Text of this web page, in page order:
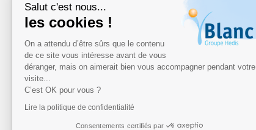
Salut c'est nous...
les cookies !
On a attendu d’être sûrs que le contenu
de ce site vous intéresse avant de vous
déranger, mais on aimerait bien vous accompagner pendant votre
visite...
C’est OK pour vous ?
Lire la politique de confidentialité
Consentements certifiés par